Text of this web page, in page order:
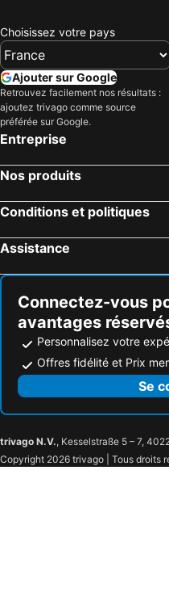
Choisissez votre pays
Ajouter sur Google
Retrouvez facilement nos résultats :
ajoutez trivago comme source
préférée sur Google.
Entreprise
Nos produits
Conditions et politiques
Assistance
Connectez-vous
avantages
Personnalisez votre
Offres fidélité et Prix
Se
trivago N.V., Kesselstraße 5 – 7,
Copyright 2026 trivago | Tous droits